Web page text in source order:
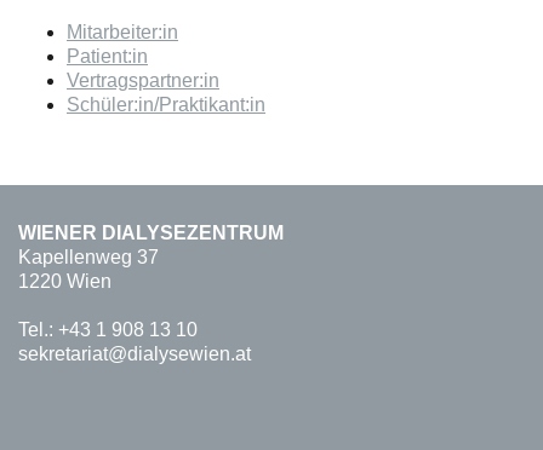
Mitarbeiter:in
Patient:in
Vertragspartner:in
Schüler:in/Praktikant:in
WIENER DIALYSEZENTRUM
Kapellenweg 37
1220 Wien
Tel.: +43 1 908 13 10
sekretariat@dialysewien.at